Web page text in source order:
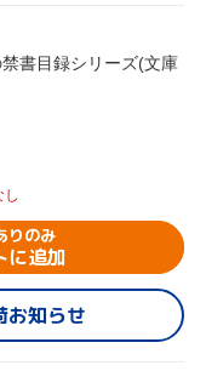
禁書目録シリーズ(文庫
し
りのみ
に追加
お知らせ